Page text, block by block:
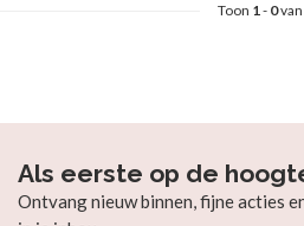
Toon 1- 0van
Als eerste op de
Ontvang nieuw binnen, fijne acties